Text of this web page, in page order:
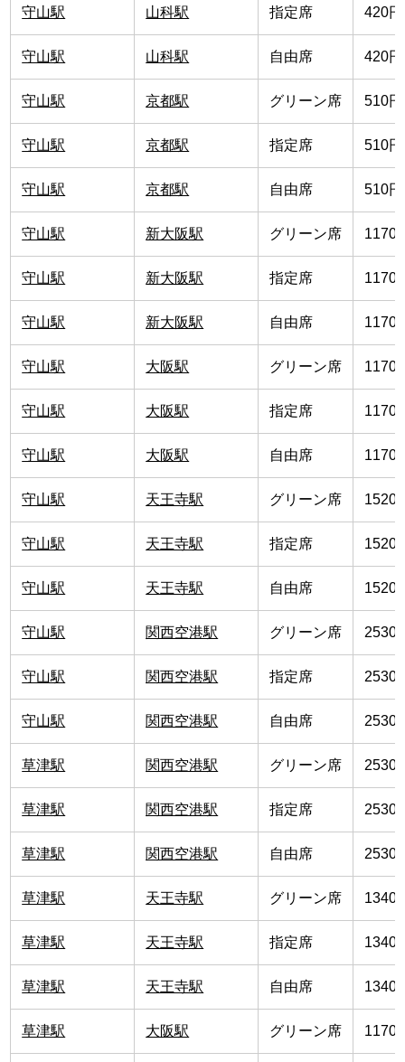
守山駅 山科駅 指定席 420円
守山駅 山科駅 自由席 420円
守山駅 京都駅 グリーン席 510円
守山駅 京都駅 指定席 510円
守山駅 京都駅 自由席 510円
守山駅 新大阪駅 グリーン席 1170
守山駅 新大阪駅 指定席 1170
守山駅 新大阪駅 自由席 1170
守山駅 大阪駅 グリーン席 1170
守山駅 大阪駅 指定席 1170
守山駅 大阪駅 自由席 1170
守山駅 天王寺駅 グリーン席 1520
守山駅 天王寺駅 指定席 1520
守山駅 天王寺駅 自由席 1520
守山駅 関西空港駅 グリーン席 2530
守山駅 関西空港駅 指定席 2530
守山駅 関西空港駅 自由席 2530
草津駅 関西空港駅 グリーン席 2530
草津駅 関西空港駅 指定席 2530
草津駅 関西空港駅 自由席 2530
草津駅 天王寺駅 グリーン席 1340
草津駅 天王寺駅 指定席 1340
草津駅 天王寺駅 自由席 1340
草津駅 大阪駅 グリーン席 1170